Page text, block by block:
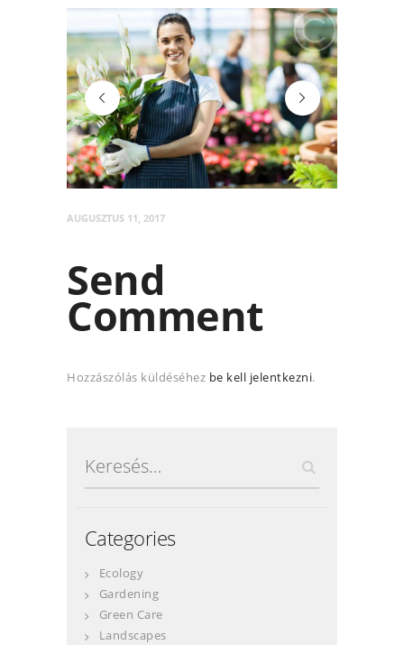
post-1 post-3
AUGUSZTUS 11, 2017
Send
Comment
Hozzászólás küldéséhez be kell jelentkezni.
Categories
Ecology
Gardening
Green Care
Landscapes